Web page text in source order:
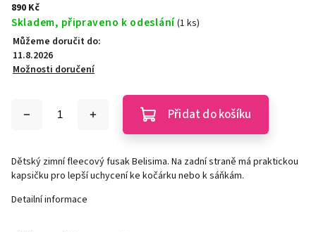
890 Kč
Skladem, připraveno k odeslání(1 ks)
Můžeme doručit do:
11.8.2026
Možnosti doručení
Přidat do košíku
Dětský zimní fleecový fusak Belisima. Na zadní straně má praktickou
kapsičku pro lepší uchycení ke kočárku nebo k sáňkám.
Detailní informace